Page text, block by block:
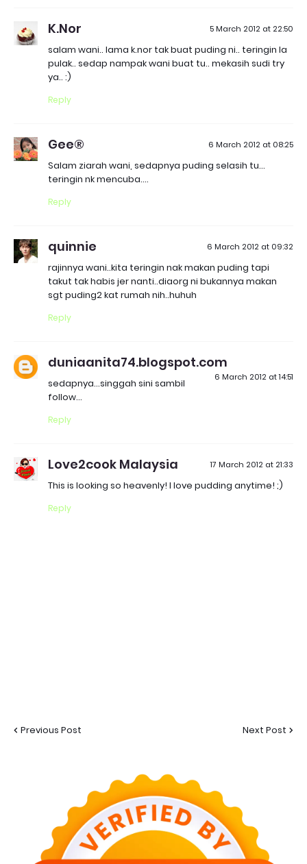
K.Nor 5 March 2012 at 22:50
salam wani.. lama k.nor tak buat puding ni.. teringin la
pulak.. sedap nampak wani buat tu.. mekasih sudi try
ya.. :)
Reply
Gee® 6 March 2012 at 08:25
Salam ziarah wani, sedapnya puding selasih tu...
teringin nk mencuba....
Reply
quinnie 6 March 2012 at 09:32
rajinnya wani..kita teringin nak makan puding tapi
takut tak habis jer nanti..diaorg ni bukannya makan
sgt puding2 kat rumah nih..huhuh
Reply
duniaanita74.blogspot.com
6 March 2012 at 14:51
sedapnya...singgah sini sambil
follow...
Reply
Love2cook Malaysia 17 March 2012 at 21:33
This is looking so heavenly! I love pudding anytime! ;)
Reply
Previous Post Next Post